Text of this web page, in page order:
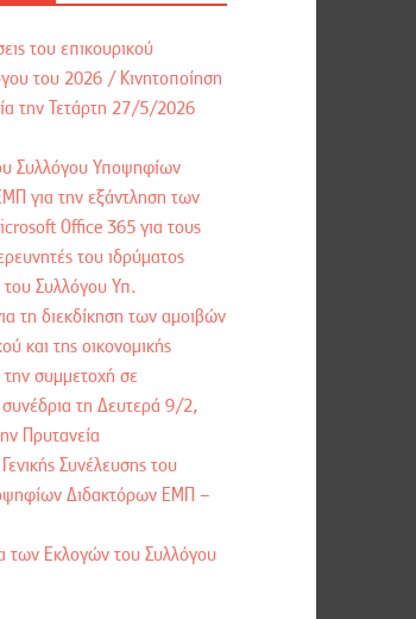
του επικουρικού
του 2026 / Kινητοποίηση
την Τετάρτη 27/5/2026
Συλλόγου Υποψηφίων
για την εξάντληση των
Office 365 για τους
του ιδρύματος
του Συλλόγου Υπ.
τη διεκδίκηση των αμοιβών
και της οικονομικής
την συμμετοχή σε
συνέδρια τη Δευτερά 9/2,
Πρυτανεία
Συνέλευσης του
Διδακτόρων ΕΜΠ –
των Εκλογών του Συλλόγου